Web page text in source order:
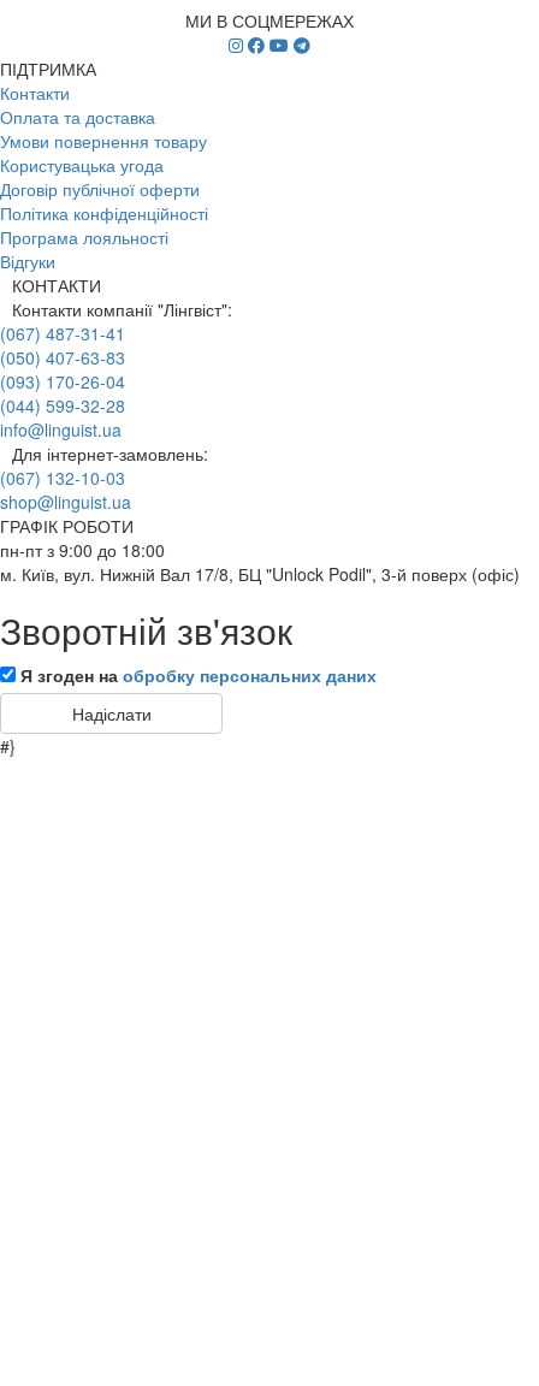
МИ В СОЦМЕРЕЖАХ
ПІДТРИМКА
Контакти
Оплата та доставка
Умови повернення товару
Користувацька угода
Договір публічної оферти
Політика конфіденційності
Програма лояльності
Відгуки
КОНТАКТИ
Контакти компанії "Лінгвіст":
(067) 487-31-41
(050) 407-63-83
(093) 170-26-04
(044) 599-32-28
info@linguist.ua
Для інтернет-замовлень:
(067) 132-10-03
shop@linguist.ua
ГРАФІК РОБОТИ
пн-пт з 9:00 до 18:00
м. Київ, вул. Нижній Вал 17/8, БЦ "Unlock Podil", 3-й поверх (офіс)
Зворотній зв'язок
Я згоден на обробку персональних даних
#}